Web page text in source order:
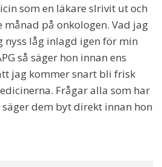
som en läkare slrivit ut och
månad på onkologen. Vad jag
nyss låg inlagd igen för min
så säger hon innan ens
jag kommer snart bli frisk
Frågar alla som har
dem byt direkt innan hon